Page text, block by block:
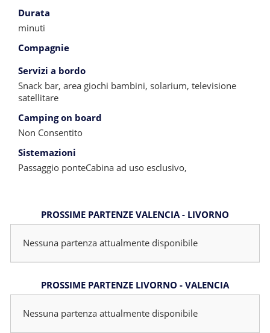
Durata
minuti
Compagnie
Servizi a bordo
Snack bar, area giochi bambini, solarium, televisione
satellitare
Camping on board
Non Consentito
Sistemazioni
Passaggio ponteCabina ad uso esclusivo,
PROSSIME PARTENZE VALENCIA - LIVORNO
Nessuna partenza attualmente disponibile
PROSSIME PARTENZE LIVORNO - VALENCIA
Nessuna partenza attualmente disponibile